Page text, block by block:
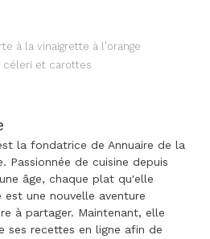
à la vinaigrette à l'orange
céleri et carottes
la fondatrice de Annuaire de la
Passionnée de cuisine depuis
âge, chaque plat qu'elle
est une nouvelle aventure
à partager. Maintenant, elle
ses recettes en ligne afin de